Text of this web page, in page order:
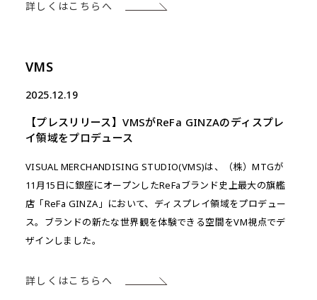
詳しくはこちらへ
VMS
2025.12.19
【プレスリリース】VMSがReFa GINZAのディスプレ
イ領域をプロデュース
VISUAL MERCHANDISING STUDIO(VMS)は、（株）MTGが
11月15日に銀座にオープンしたReFaブランド史上最大の旗艦
店「ReFa GINZA」において、ディスプレイ領域をプロデュー
ス。ブランドの新たな世界観を体験できる空間をVM視点でデ
ザインしました。
詳しくはこちらへ